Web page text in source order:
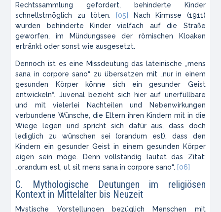
Rechtssammlung gefordert, behinderte Kinder
schnellstmöglich zu töten.
[05]
Nach Kirmsse (1911)
wurden behinderte Kinder vielfach auf die Straße
geworfen, im Mündungssee der römischen Kloaken
ertränkt oder sonst wie ausgesetzt.
Dennoch ist es eine Missdeutung das lateinische „mens
sana in corpore sano“ zu übersetzen mit „nur in einem
gesunden Körper könne sich ein gesunder Geist
entwickeln“. Juvenal bezieht sich hier auf unerfüllbare
und mit vielerlei Nachteilen und Nebenwirkungen
verbundene Wünsche, die Eltern ihren Kindern mit in die
Wiege legen und spricht sich dafür aus, dass doch
lediglich zu wünschen sei (orandum est), dass den
Kindern ein gesunder Geist in einem gesunden Körper
eigen sein möge. Denn vollständig lautet das Zitat:
„orandum est, ut sit mens sana in corpore sano“. [06]
C. Mythologische Deutungen im religiösen
Kontext in Mittelalter bis Neuzeit
Mystische Vorstellungen bezüglich Menschen mit